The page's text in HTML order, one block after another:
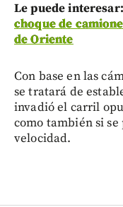
Le puede interesar:
choque de
de Oriente
Con base en las
se tratará de
invadió el carril
como también si se
velocidad.